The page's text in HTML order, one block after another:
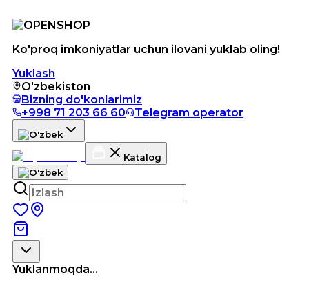
Ko'proq imkoniyatlar uchun ilovani yuklab oling!
Yuklash
O'zbekiston
Bizning do'konlarimiz
+998 71 203 66 60
Telegram operator
Katalog
Yuklanmoqda...